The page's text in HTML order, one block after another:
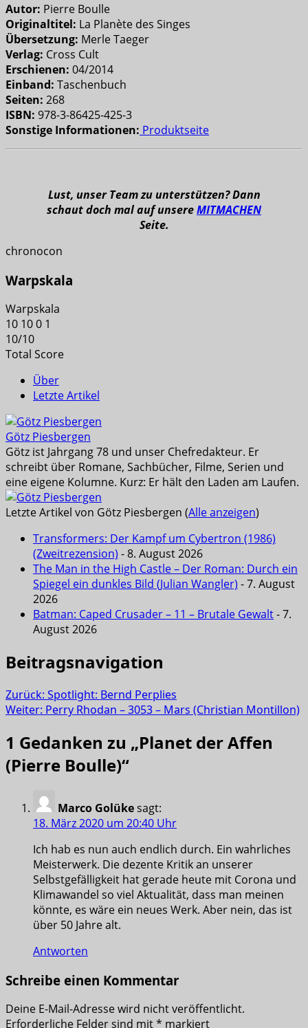
Autor: Pierre Boulle
Originaltitel: La Planète des Singes
Übersetzung: Merle Taeger
Verlag: Cross Cult
Erschienen: 04/2014
Einband: Taschenbuch
Seiten: 268
ISBN: 978-3-86425-425-3
Sonstige Informationen: Produktseite
Lust, unser Team zu unterstützen? Dann
schaut doch mal auf unsereMITMACHEN
Seite.
chronocon
Warpskala
Warpskala
10 100 1
10/10
Total Score
Über
Letzte Artikel
Götz Piesbergen
Götz ist Jahrgang 78 und unser Chefredakteur. Er
schreibt über Romane, Sachbücher, Filme, Serien und
eine eigene Kolumne. Kurz: Er hält den Laden am Laufen.
Letzte Artikel von Götz Piesbergen (Alle anzeigen)
Transformers: Der Kampf um Cybertron (1986)
(Zweitrezension) - 8. August 2026
The Man in the High Castle – Der Roman: Durch ein
Spiegel ein dunkles Bild (Julian Wangler) - 7. August
2026
Batman: Caped Crusader – 11 – Brutale Gewalt- 7.
August 2026
Beitragsnavigation
Zurück: Spotlight: Bernd Perplies
Weiter: Perry Rhodan – 3053 – Mars (Christian Montillon)
1 Gedanken zu „Planet der Affen
(Pierre Boulle)“
Marco Golükesagt:
18. März 2020 um 20:40 Uhr
Ich hab es nun auch endlich durch. Ein wahrliches
Meisterwerk. Die dezente Kritik an unserer
Selbstgefälligkeit hat gerade heute mit Corona und
Klimawandel so viel Aktualität, dass man meinen
könnte, es wäre ein neues Werk. Aber nein, das ist
über 50 Jahre alt.
Antworten
Schreibe einen Kommentar
Deine E-Mail-Adresse wird nicht veröffentlicht.
Erforderliche Felder sind mit* markiert